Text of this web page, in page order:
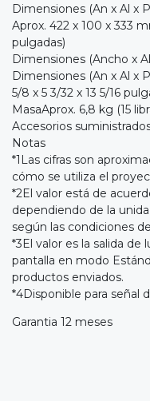
Dimensiones (An x Al x
Aprox. 422 x 100 x 333
pulgadas)
Dimensiones (Ancho x
Dimensiones (An x Al x
5/8 x 5 3/32 x 13 5/16
MasaAprox. 6,8 kg (15
Accesorios
Notas
*1Las cifras son
cómo se utiliza el
*2El valor está de
dependiendo de la
según las condiciones
*3El valor es la salida de
pantalla en modo
productos enviados.
*4Disponible para señal
Garantia 12 meses